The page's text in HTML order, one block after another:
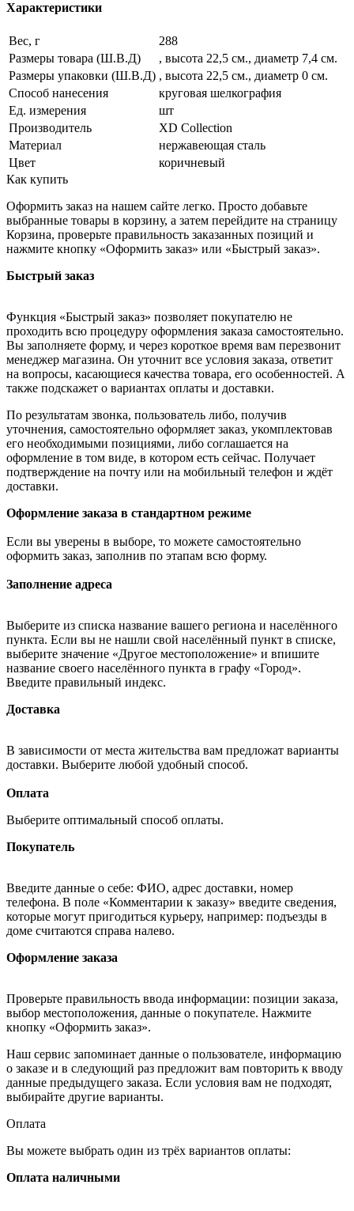
Характеристики
Вес, г
288
Размеры товара (Ш.В.Д)
, высота 22,5 см., диаметр 7,4 см.
Размеры упаковки (Ш.В.Д) , высота 22,5 см., диаметр 0 см.
Способ нанесения
круговая шелкография
Ед. измерения
шт
Производитель
XD Collection
Материал
нержавеющая сталь
Цвет
коричневый
Как купить
Оформить заказ на нашем сайте легко. Просто добавьте
выбранные товары в корзину, а затем перейдите на страницу
Корзина, проверьте правильность заказанных позиций и
нажмите кнопку «Оформить заказ» или «Быстрый заказ».
Быстрый заказ
Функция «Быстрый заказ» позволяет покупателю не
проходить всю процедуру оформления заказа самостоятельно.
Вы заполняете форму, и через короткое время вам перезвонит
менеджер магазина. Он уточнит все условия заказа, ответит
на вопросы, касающиеся качества товара, его особенностей. А
также подскажет о вариантах оплаты и доставки.
По результатам звонка, пользователь либо, получив
уточнения, самостоятельно оформляет заказ, укомплектовав
его необходимыми позициями, либо соглашается на
оформление в том виде, в котором есть сейчас. Получает
подтверждение на почту или на мобильный телефон и ждёт
доставки.
Оформление заказа в стандартном режиме
Если вы уверены в выборе, то можете самостоятельно
оформить заказ, заполнив по этапам всю форму.
Заполнение адреса
Выберите из списка название вашего региона и населённого
пункта. Если вы не нашли свой населённый пункт в списке,
выберите значение «Другое местоположение» и впишите
название своего населённого пункта в графу «Город».
Введите правильный индекс.
Доставка
В зависимости от места жительства вам предложат варианты
доставки. Выберите любой удобный способ.
Оплата
Выберите оптимальный способ оплаты.
Покупатель
Введите данные о себе: ФИО, адрес доставки, номер
телефона. В поле «Комментарии к заказу» введите сведения,
которые могут пригодиться курьеру, например: подъезды в
доме считаются справа налево.
Оформление заказа
Проверьте правильность ввода информации: позиции заказа,
выбор местоположения, данные о покупателе. Нажмите
кнопку «Оформить заказ».
Наш сервис запоминает данные о пользователе, информацию
о заказе и в следующий раз предложит вам повторить к вводу
данные предыдущего заказа. Если условия вам не подходят,
выбирайте другие варианты.
Оплата
Вы можете выбрать один из трёх вариантов оплаты:
Оплата наличными